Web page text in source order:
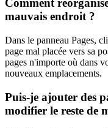
Comment
mauvais endroit ?
Dans le panneau Pages,
page mal placée vers sa
pages n'importe où dans
nouveaux emplacements.
Puis-je ajouter des
modifier le reste de